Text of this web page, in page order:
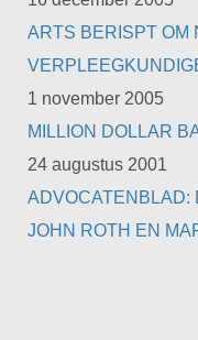
ARTS BERISPT OM
1 november 2005
MILLION DOLLAR
24 augustus 2001
ADVOCATENBLAD:
JOHN ROTH EN